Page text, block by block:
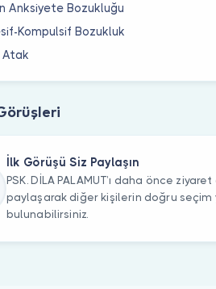
Anksiyete Bozukluğu
Kompulsif Bozukluk
Atak
İlk Görüşü Siz Paylaşın
PSK. DİLA PALAMUT’ı daha önce
paylaşarak diğer kişilerin doğru seçim
bulunabilirsiniz.